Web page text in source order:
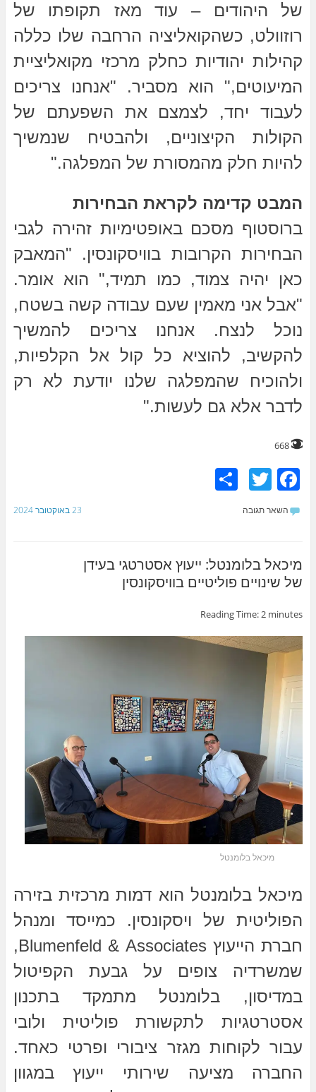
של היהודים – עוד מאז תקופתו של
רוזוולט, כשהקואליציה הרחבה שלו כללה
קהילות יהודיות כחלק מרכזי מקואליציית
המיעוטים," הוא מסביר. "אנחנו צריכים
לעבוד יחד, לצמצם את השפעתם של
הקולות הקיצוניים, ולהבטיח שנמשיך
להיות חלק מהמסורת של המפלגה."
המבט קדימה לקראת הבחירות
ברוסטוף מסכם באופטימיות זהירה לגבי
הבחירות הקרובות בוויסקונסין. "המאבק
כאן יהיה צמוד, כמו תמיד," הוא אומר.
"אבל אני מאמין שעם עבודה קשה בשטח,
נוכל לנצח. אנחנו צריכים להמשיך
להקשיב, להוציא כל קול אל הקלפיות,
ולהוכיח שהמפלגה שלנו יודעת לא רק
לדבר אלא גם לעשות."
668
F
a
b
o
o
k
T
w
S
23 באוקטובר 2024 השאר תגובה
מיכאל בלומנטל: ייעוץ אסטרטגי בעידן
של שינויים פוליטיים בוויסקונסין
Reading Time:2 minutes
מיכאל בלומנטל
מיכאל בלומנטל הוא דמות מרכזית בזירה
הפוליטית של ויסקונסין. כמייסד ומנהל
חברת הייעוץ Blumenfeld & Associates,
שמשרדיה צופים על גבעת הקפיטול
במדיסון, בלומנטל מתמקד בתכנון
אסטרטגיות לתקשורת פוליטית ולובי
עבור לקוחות מגזר ציבורי ופרטי כאחד.
החברה מציעה שירותי ייעוץ במגוון